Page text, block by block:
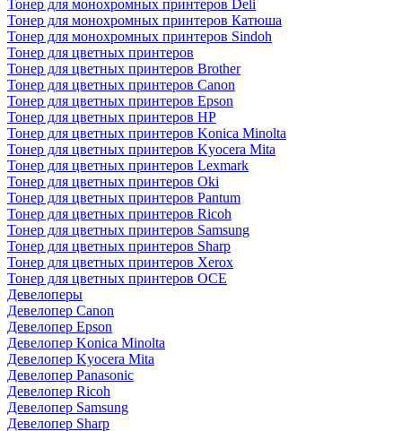
Тонер для монохромных принтеров Deli
Тонер для монохромных принтеров Катюша
Тонер для монохромных принтеров Sindoh
Тонер для цветных принтеров
Тонер для цветных принтеров Brother
Тонер для цветных принтеров Canon
Тонер для цветных принтеров Epson
Тонер для цветных принтеров HP
Тонер для цветных принтеров Konica Minolta
Тонер для цветных принтеров Kyocera Mita
Тонер для цветных принтеров Lexmark
Тонер для цветных принтеров Oki
Тонер для цветных принтеров Pantum
Тонер для цветных принтеров Ricoh
Тонер для цветных принтеров Samsung
Тонер для цветных принтеров Sharp
Тонер для цветных принтеров Xerox
Тонер для цветных принтеров OCE
Девелоперы
Девелопер Canon
Девелопер Epson
Девелопер Konica Minolta
Девелопер Kyocera Mita
Девелопер Panasonic
Девелопер Ricoh
Девелопер Samsung
Девелопер Sharp